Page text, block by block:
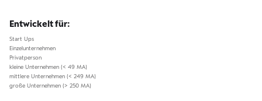
Entwickelt für:
Start Ups
Einzelunternehmen
Privatperson
kleine Unternehmen (< 49 MA)
mittlere Unternehmen (< 249 MA)
große Unternehmen (> 250 MA)